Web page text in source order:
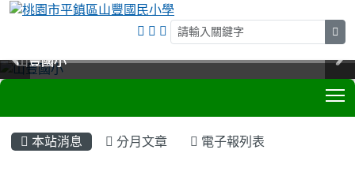
山豐國小
山豐國小
山豐國小
山豐國小
本站消息 分月文章 電子報列表